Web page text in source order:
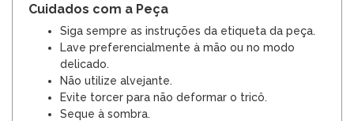
Cuidados com a Peça
Siga sempre as instruções da etiqueta da peça.
Lave preferencialmente à mão ou no modo
delicado.
Não utilize alvejante.
Evite torcer para não deformar o tricô.
Seque à sombra.